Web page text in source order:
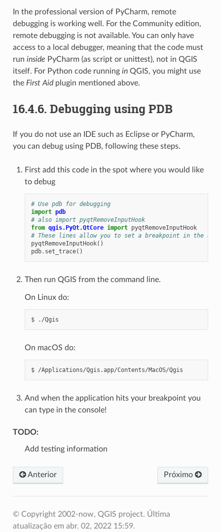
In the professional version of PyCharm, remote
debugging is working well. For the Community edition,
remote debugging is not available. You can only have
access to a local debugger, meaning that the code must
run inside PyCharm (as script or unittest), not in QGIS
itself. For Python code running inQGIS, you might use
the First Aidplugin mentioned above.
16.4.6. Debugging using PDB
If you do not use an IDE such as Eclipse or PyCharm,
you can debug using PDB, following these steps.
First add this code in the spot where you would like
to debug
# Use pdb for debugging
import pdb
# also import pyqtRemoveInputHook
from qgis.PyQt.QtCore import pyqtRemoveInputHook
# These lines allow you to set a breakpoint in the app
pyqtRemoveInputHook()
pdb. set_trace()
Then run QGIS from the command line.
On Linux do:
On macOS do:
And when the application hits your breakpoint you
can type in the console!
TODO:
Add testing information
Anterior Próximo
© Copyright 2002-now, QGIS project. Última
atualização em abr. 02, 2022 15:59.